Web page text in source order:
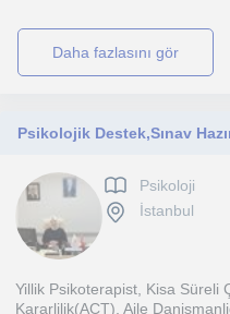
daha fazlasını gör
Psikolojik Destek,Sınav
Psikoloji
İstanbul
Yillik Psikoterapist, Kisa Süreli
Kararlilik(ACT), Aile